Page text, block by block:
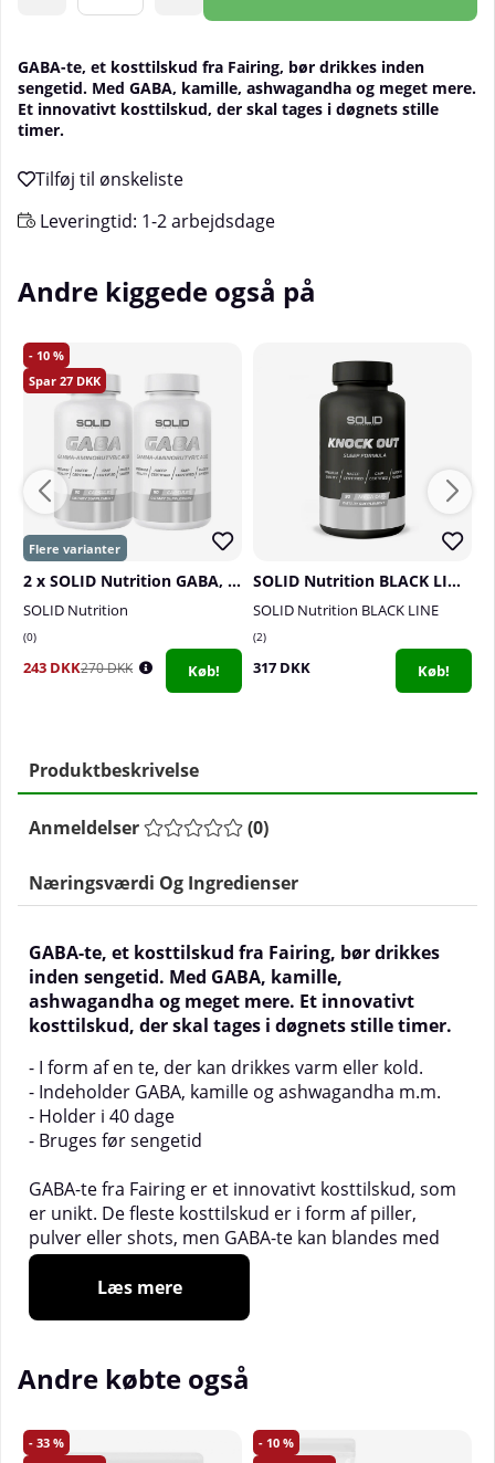
GABA-te, et kosttilskud fra Fairing, bør drikkes inden
sengetid. Med GABA, kamille, ashwagandha og meget mere.
Et innovativt kosttilskud, der skal tages i døgnets stille
timer.
Leveringtid: 1-2 arbejdsdage
Andre kiggede også på
10
27
2 x SOLID Nutrition GABA, 90 caps
SOLID Nutrition
0
243 DKK270 DKK Køb!
SOLID Nutrition BLACK LINE Knock Out, 90 mega caps
SOLID Nutrition BLACK LINE
2
317 DKK Køb!
Produktbeskrivelse
Anmeldelser (0)
Næringsværdi Og Ingredienser
GABA-te, et kosttilskud fra Fairing, bør drikkes
inden sengetid. Med GABA, kamille,
ashwagandha og meget mere. Et innovativt
kosttilskud, der skal tages i døgnets stille timer.
- I form af en te, der kan drikkes varm eller kold.
- Indeholder GABA, kamille og ashwagandha m.m.
- Holder i 40 dage
- Bruges før sengetid
GABA-te fra Fairing er et innovativt kosttilskud, som
er unikt. De fleste kosttilskud er i form af piller,
pulver eller shots, men GABA-te kan blandes med
varmt vand og drikkes som te. At sætte sig til rette
om aftenen med en kop varm drik er afslappende
for mange, men nogle gange vil man have mere end
GABA-te indeholder GABA (gamma-aminosmørsyre)
endogent stof. Når kroppen producerer GABA, har
det en hæmmende effekt på nervesystemet ved at
Læs mere
Andre købte også
33
10